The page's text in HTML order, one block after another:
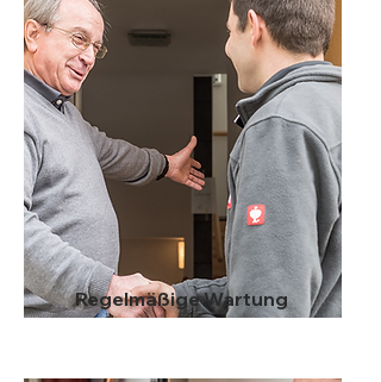
Regelmäßige Wartung